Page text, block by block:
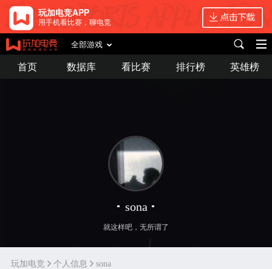
玩加电竞APP
用手机看比赛，聊电竞
全部游戏
首页 数据库 看比赛 排行榜 英雄榜
sona
就这样吧，无所谓了
玩加电竞 个人信息 sona